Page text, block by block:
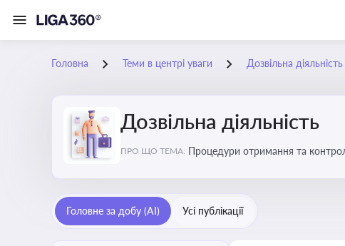
Головна Теми в центрі уваги Дозвільна діяльність
Дозвільна діяльність
ПРО ЩО ТЕМА: Процедури отримання та
Головне за добу (AI) Усі публікації